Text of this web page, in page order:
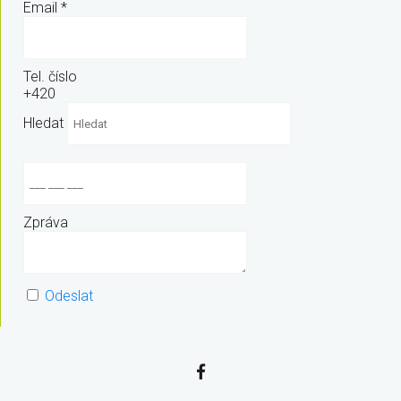
Email *
Tel. číslo
+420
Hledat
Zpráva
Odeslat